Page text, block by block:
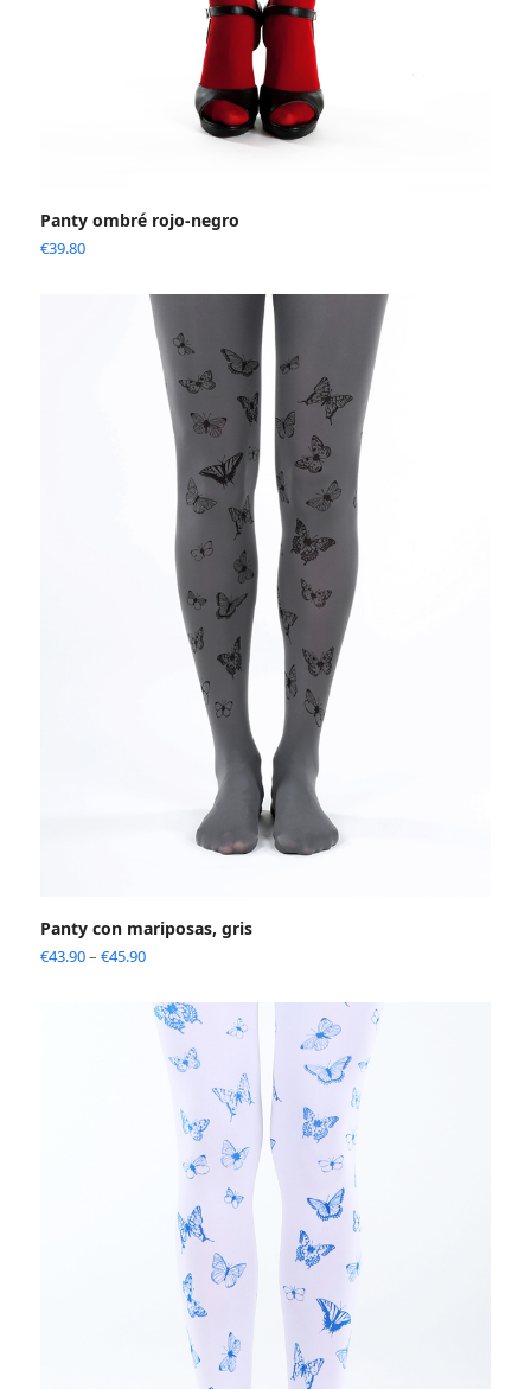
Panty ombré rojo-negro
€39.80
Panty con mariposas, gris
€43.90– €45.90